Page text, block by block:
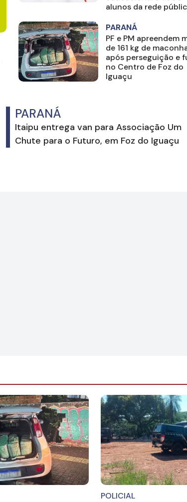
alunos da rede
PARANÁ
PF e PM apreendem
de 161 kg de
após perseguição e
no Centro de Foz do
Iguaçu
PARANÁ
Itaipu entrega van para Associação Um
Chute para o Futuro, em Foz do Iguaçu
POLICIAL